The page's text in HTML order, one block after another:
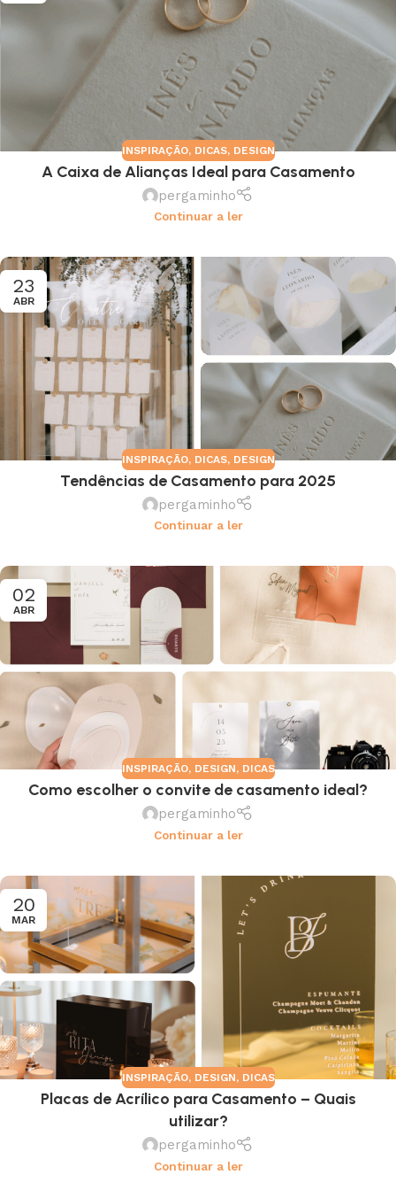
INSPIRAÇÃO, DICAS, DESIGN
A Caixa de Alianças Ideal para Casamento
pergaminho
Continuar a ler
23
ABR
INSPIRAÇÃO, DICAS, DESIGN
Tendências de Casamento para 2025
pergaminho
Continuar a ler
02
ABR
INSPIRAÇÃO, DESIGN, DICAS
Como escolher o convite de casamento ideal?
pergaminho
Continuar a ler
20
MAR
INSPIRAÇÃO, DESIGN, DICAS
Placas de Acrílico para Casamento – Quais
utilizar?
pergaminho
Continuar a ler